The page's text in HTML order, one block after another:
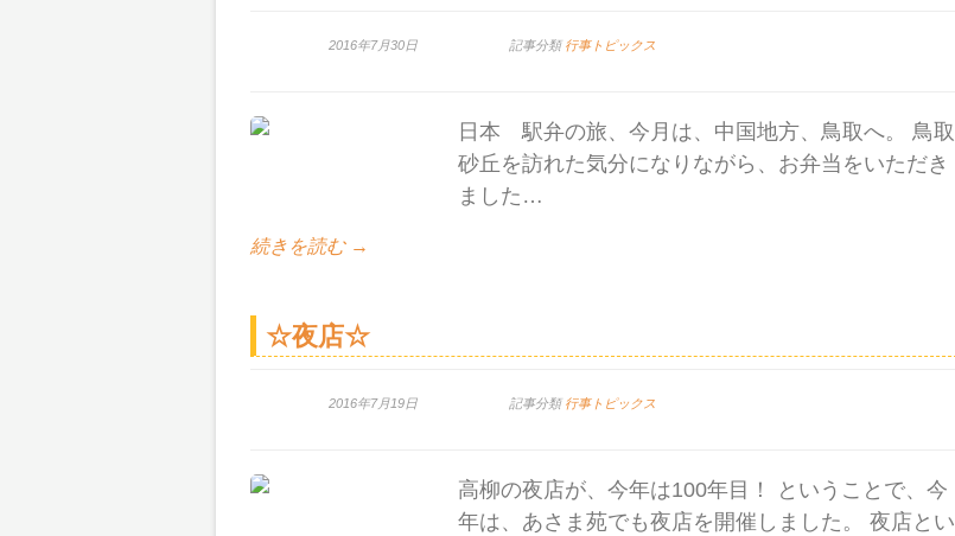
2016年7月30日 記事分類 行事トピックス
日本 駅弁の旅、今月は、中国地方、鳥取へ。 鳥取
砂丘を訪れた気分になりながら、お弁当をいただき
ました…
続きを読む →
☆夜店☆
2016年7月19日 記事分類 行事トピックス
高柳の夜店が、今年は100年目！ ということで、今
年は、あさま苑でも夜店を開催しました。 夜店とい